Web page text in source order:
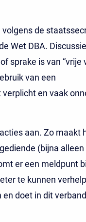
de
Wet DBA.
sprake is van “vrije
van een
en vaak
aan. Zo maakt
(bijna
er een meldpunt
te kunnen
doet in dit